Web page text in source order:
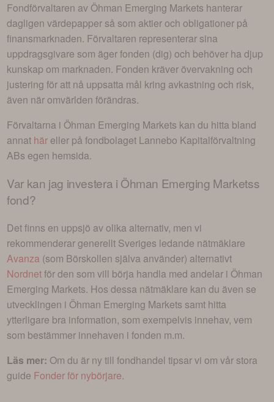
Fondförvaltaren av Öhman Emerging Markets hanterar
dagligen värdepapper så som aktier och obligationer på
finansmarknaden. Förvaltaren representerar sina
uppdragsgivare som äger fonden (dig) och behöver ha djup
kunskap om marknaden. Fonden kräver övervakning och
justering för att nå uppsatta mål kring avkastning och risk,
även när omvärlden förändras.
Förvaltarna i Öhman Emerging Markets kan du hitta bland
annat här eller på fondbolaget Lannebo Kapitalförvaltning
ABs egen hemsida.
Var kan jag investera i Öhman Emerging Marketss
fond?
Det finns en uppsjö av olika alternativ, men vi
rekommenderar generellt Sveriges ledande nätmäklare
Avanza (som Börskollen själva använder) alternativt
Nordnetför den som vill börja handla med andelar i Öhman
Emerging Markets. Hos dessa nätmäklare kan du även se
utvecklingen i Öhman Emerging Markets samt hitta
ytterligare bra information, som exempelvis innehav, vem
som bestämmer innehaven i fonden m.m.
Läs mer: Om du är ny till fondhandel tipsar vi om vår stora
guide Fonder för nybörjare.